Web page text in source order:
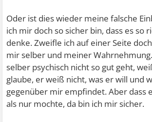
Oder ist dies wieder meine falsche
ich mir doch so sicher bin, dass es so
denke. Zweifle ich auf einer Seite
mir selber und meiner
selber psychisch nicht so gut geht,
glaube, er weiß nicht, was er will und
gegenüber mir empfindet. Aber dass
als nur mochte, da bin ich mir sicher.